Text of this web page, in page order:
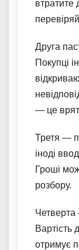
втратите
Друга
Покупці
— це
Третя —
іноді
Гроші
розбору.
Четверта
Вартість
отримує